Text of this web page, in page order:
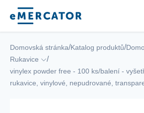
Mercator
Domovská stránka/Katalog produktů/
Rukavice /
vinylex powder free - 100 ks/balení -
rukavice, vinylové, nepudrované,